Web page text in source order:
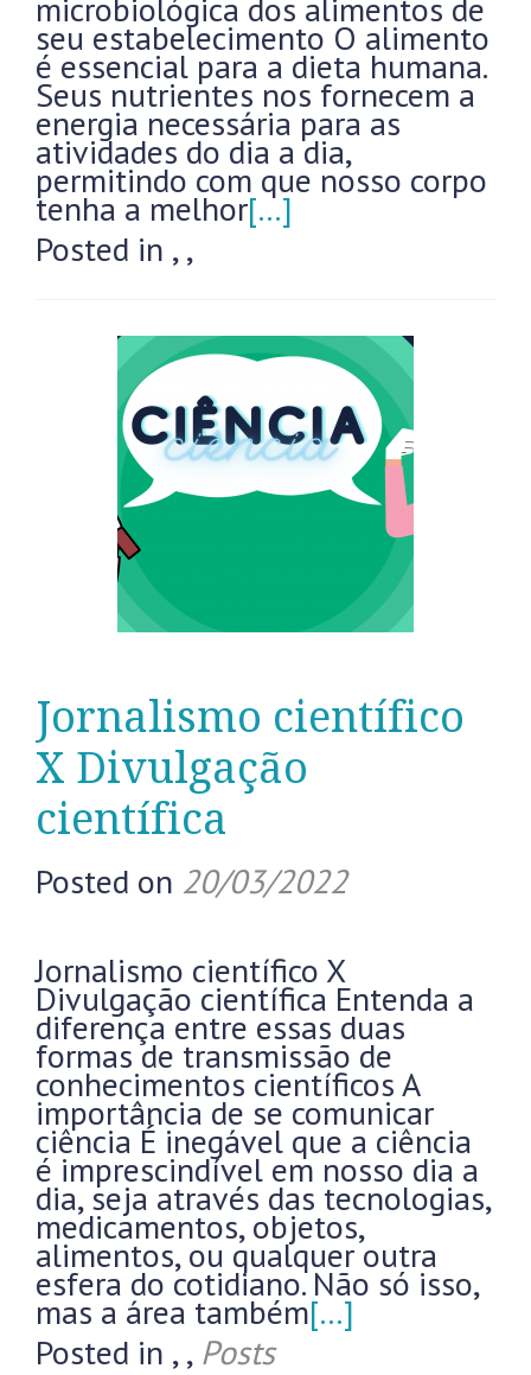
microbiológica dos alimentos de
seu estabelecimento O alimento
é essencial para a dieta humana.
Seus nutrientes nos fornecem a
energia necessária para as
atividades do dia a dia,
permitindo com que nosso corpo
tenha a melhor[…]
Posted in ,,
Jornalismo científico
X Divulgação
científica
Posted on 20/03/2022
Jornalismo científico X
Divulgação científica Entenda a
diferença entre essas duas
formas de transmissão de
conhecimentos científicos A
importância de se comunicar
ciência É inegável que a ciência
é imprescindível em nosso dia a
dia, seja através das tecnologias,
medicamentos, objetos,
alimentos, ou qualquer outra
esfera do cotidiano. Não só isso,
mas a área também[…]
Posted in ,, Posts